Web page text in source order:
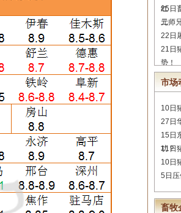
红
25日
元
二师
22日
21日
势！
市场
10日
27日
15日
功？
11日
10日
5日压
畜牧